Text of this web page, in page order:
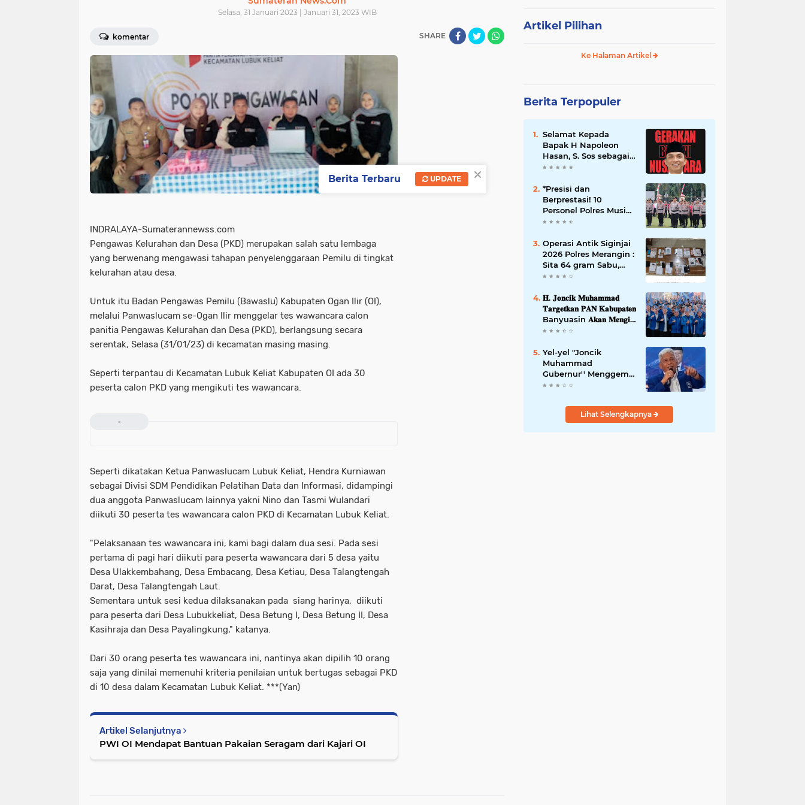
Selasa, 31 Januari 2023 | Januari 31, 2023 WIB
komentar SHARE
INDRALAYA-Sumaterannewss.com
Pengawas Kelurahan dan Desa (PKD) merupakan salah satu lembaga
yang berwenang mengawasi tahapan penyelenggaraan Pemilu di tingkat
kelurahan atau desa.
Untuk itu Badan Pengawas Pemilu (Bawaslu) Kabupaten Ogan Ilir (OI),
melalui Panwaslucam se-Ogan Ilir menggelar tes wawancara calon
panitia Pengawas Kelurahan dan Desa (PKD), berlangsung secara
serentak, Selasa (31/01/23) di kecamatan masing masing.
Seperti terpantau di Kecamatan Lubuk Keliat Kabupaten OI ada 30
peserta calon PKD yang mengikuti tes wawancara.
-
Seperti dikatakan Ketua Panwaslucam Lubuk Keliat, Hendra Kurniawan
sebagai Divisi SDM Pendidikan Pelatihan Data dan Informasi, didampingi
dua anggota Panwaslucam lainnya yakni Nino dan Tasmi Wulandari
diikuti 30 peserta tes wawancara calon PKD di Kecamatan Lubuk Keliat.
"Pelaksanaan tes wawancara ini, kami bagi dalam dua sesi. Pada sesi
pertama di pagi hari diikuti para peserta wawancara dari 5 desa yaitu
Desa Ulakkembahang, Desa Embacang, Desa Ketiau, Desa Talangtengah
Darat, Desa Talangtengah Laut.
Sementara untuk sesi kedua dilaksanakan pada siang harinya, diikuti
para peserta dari Desa Lubukkeliat, Desa Betung I, Desa Betung II, Desa
Kasihraja dan Desa Payalingkung," katanya.
Dari 30 orang peserta tes wawancara ini, nantinya akan dipilih 10 orang
saja yang dinilai memenuhi kriteria penilaian untuk bertugas sebagai PKD
di 10 desa dalam Kecamatan Lubuk Keliat. ***(Yan)
Artikel Selanjutnya
PWI OI Mendapat Bantuan Pakaian Seragam dari Kajari OI
Artikel Pilihan
Ke Halaman Artikel
Berita Terpopuler
Selamat Kepada
Bapak H Napoleon
Hasan, S. Sos sebagai
Ketua DPD G. BRAN
*Presisi dan
Berprestasi! 10
Personel Polres Musi
Rawas Raih
Bergengsi dari
Kapolda Sumsel*
Operasi Antik Siginjai
2026 Polres Merangin :
Sita 64 gram Sabu,
42,46 gram Ganja, 5
Amankan 21 Orang
Tersangka
𝐇. 𝐉𝐨𝐧𝐜𝐢𝐤 𝐌𝐮𝐡𝐚𝐦𝐦𝐚𝐝
𝐓𝐚𝐫𝐠𝐞𝐭𝐤𝐚𝐧 𝐏𝐀𝐍 𝐊𝐚𝐛𝐮𝐩𝐚𝐭𝐞𝐧
Banyuasin 𝐀𝐤𝐚𝐧 𝐌𝐞𝐧𝐠𝐢𝐬𝐢
𝐊𝐮𝐫𝐬𝐢 𝐃𝐞𝐰𝐚𝐧 𝐃𝐚𝐫𝐢 𝐓𝐢𝐧𝐠𝐤𝐚𝐭
𝐑𝐈
Yel-yel "Joncik
Muhammad
Gubernur'' Menggems
di Seantero Sumsel
Lihat Selengkapnya
×
Berita Terbaru UPDATE